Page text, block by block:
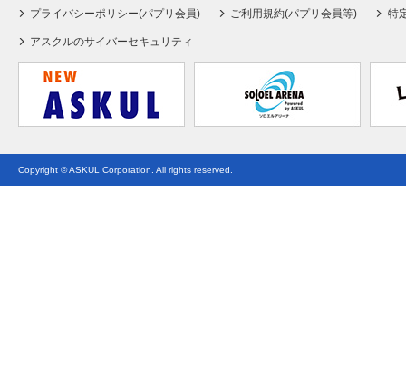
プライバシーポリシー(パプリ会員) ご利用規約(パプリ会員等) 特
アスクルのサイバーセキュリティ
Copyright © ASKUL Corporation. All rights reserved.